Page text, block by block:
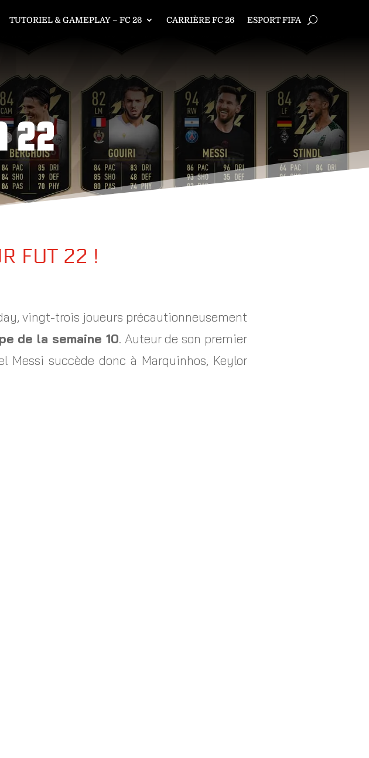
TUTORIEL & GAMEPLAY – FC 26 CARRIÈRE FC 26 ESPORT FIFA
22
FUT 22 !
vingt-trois joueurs précautionneusement
de la semaine 10. Auteur de son premier
Messi succède donc à Marquinhos, Keylor